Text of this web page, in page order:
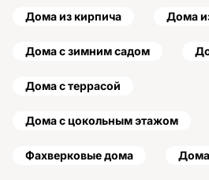
Дома из кирпича Дома
Дома с зимним садом
Дома с террасой
Дома с цокольным этажом
Фахверковые дома Дома